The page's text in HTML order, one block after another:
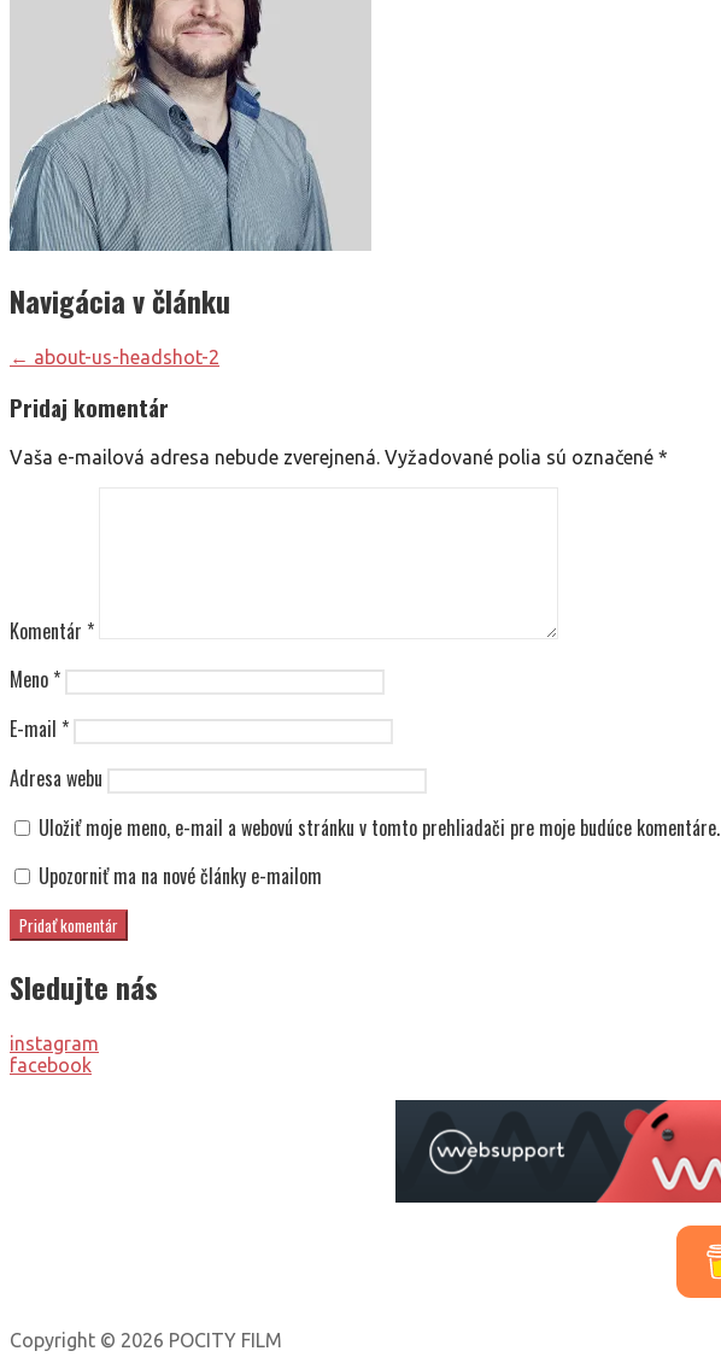
Navigácia v článku
← about-us-headshot-2
Pridaj komentár
Vaša e-mailová adresa nebude zverejnená. Vyžadované polia sú označené *
Komentár *
Meno *
E-mail *
Adresa webu
Uložiť moje meno, e-mail a webovú stránku v tomto prehliadači pre moje budúce komentáre.
Upozorniť ma na nové články e-mailom
Sledujte nás
instagram
facebook
Copyright © 2026 POCITY FILM